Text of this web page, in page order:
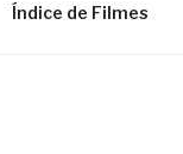
Índice de Filmes